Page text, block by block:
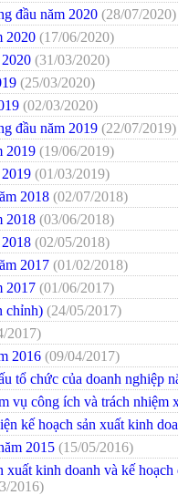
đầu năm 2020 (28/07/2020)
2020 (17/06/2020)
(31/03/2020)
(25/03/2020)
(02/03/2020)
đầu năm 2019 (22/07/2019)
2019 (19/06/2019)
(01/03/2019)
2018 (02/07/2018)
2018 (03/06/2018)
(02/05/2018)
2017 (01/02/2018)
2017 (01/06/2017)
chỉnh) (24/05/2017)
2017)
2016 (09/04/2017)
tổ chức của doanh nghiệp
vụ công ích và trách nhiệm
kế hoạch sản xuất kinh
2015 (15/05/2016)
xuất kinh doanh và kế
2016)